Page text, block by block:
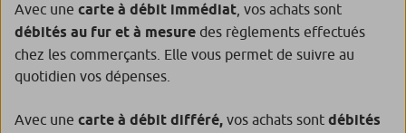
Avec une carte à débit immédiat , vos achats sont
débités au fur et à mesure des règlements effectués
chez les commerçants. Elle vous permet de suivre au
quotidien vos dépenses.
Avec une carte à débit différé, vos achats sont débités